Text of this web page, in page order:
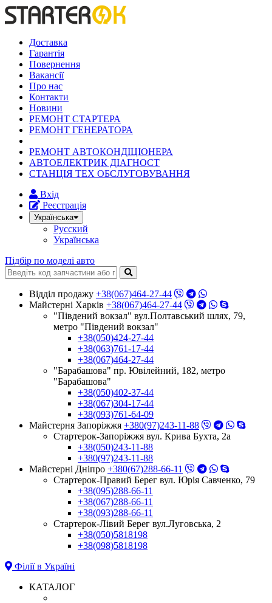
Доставка
Гарантія
Повернення
Вакансії
Про нас
Контакти
Новини
РЕМОНТ СТАРТЕРА
РЕМОНТ ГЕНЕРАТОРА
РЕМОНТ АВТОКОНДІЦІОНЕРА
АВТОЕЛЕКТРИК ДІАГНОСТ
СТАНЦІЯ ТЕХ ОБСЛУГОВУВАННЯ
Вхід
Реєстрація
Українська
Русский
Українська
Підбір по моделі авто
Відділ продажу +38(067)464-27-44
Майстерні Харків +38(067)464-27-44
"Південий вокзал" вул.Полтавський шлях, 79,
метро "Південий вокзал"
+38(050)424-27-44
+38(063)761-17-44
+38(067)464-27-44
"Барабашова" пр. Ювілейний, 182, метро
"Барабашова"
+38(050)402-37-44
+38(067)304-17-44
+38(093)761-64-09
Майстерня Запоріжжя +380(97)243-11-88
Стартерок-Запоріжжя вул. Крива Бухта, 2а
+38(050)243-11-88
+380(97)243-11-88
Майстерні Днiпро +380(67)288-66-11
Стартерок-Правий Берег вул. Юрія Савченко, 79
+38(095)288-66-11
+38(067)288-66-11
+38(093)288-66-11
Стартерок-Лівий Берег вул.Луговська, 2
+38(050)5818198
+38(098)5818198
Філії в Україні
КАТАЛОГ